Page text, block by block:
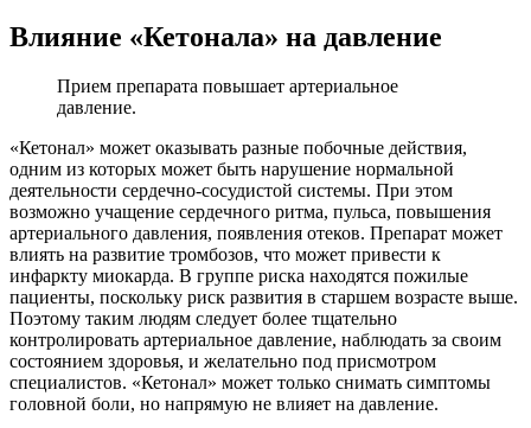
Влияние «Кетонала» на давление
Прием препарата повышает артериальное
давление.
«Кетонал» может оказывать разные побочные действия,
одним из которых может быть нарушение нормальной
деятельности сердечно-сосудистой системы. При этом
возможно учащение сердечного ритма, пульса, повышения
артериального давления, появления отеков. Препарат может
влиять на развитие тромбозов, что может привести к
инфаркту миокарда. В группе риска находятся пожилые
пациенты, поскольку риск развития в старшем возрасте выше.
Поэтому таким людям следует более тщательно
контролировать артериальное давление, наблюдать за своим
состоянием здоровья, и желательно под присмотром
специалистов. «Кетонал» может только снимать симптомы
головной боли, но напрямую не влияет на давление.